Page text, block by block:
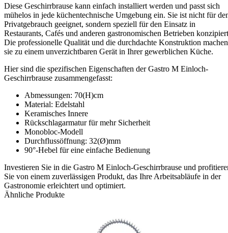
Diese Geschirrbrause kann einfach installiert werden und passt sich
mühelos in jede küchentechnische Umgebung ein. Sie ist nicht für
Privatgebrauch geeignet, sondern speziell für den Einsatz in
Restaurants, Cafés und anderen gastronomischen Betrieben
Die professionelle Qualität und die durchdachte Konstruktion machen
sie zu einem unverzichtbaren Gerät in Ihrer gewerblichen Küche.
Hier sind die spezifischen Eigenschaften der Gastro M Einloch-
Geschirrbrause zusammengefasst:
Abmessungen: 70(H)cm
Material: Edelstahl
Keramisches Innere
Rückschlagarmatur für mehr Sicherheit
Monobloc-Modell
Durchflussöffnung: 32(Ø)mm
90°-Hebel für eine einfache Bedienung
Investieren Sie in die Gastro M Einloch-Geschirrbrause und
Sie von einem zuverlässigen Produkt, das Ihre Arbeitsabläufe in der
Gastronomie erleichtert und optimiert.
Ähnliche Produkte